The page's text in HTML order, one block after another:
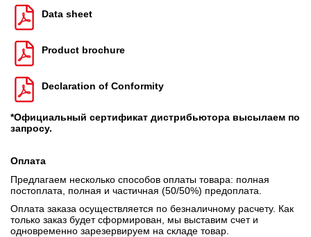
Data sheet
Product brochure
Declaration of Conformity
*Официальный сертификат дистрибьютора высылаем по
запросу.
Оплата
Предлагаем несколько способов оплаты товара: полная
постоплата, полная и частичная (50/50%) предоплата.
Оплата заказа осуществляется по безналичному расчету. Как
только заказ будет сформирован, мы выставим счет и
одновременно зарезервируем на складе товар.